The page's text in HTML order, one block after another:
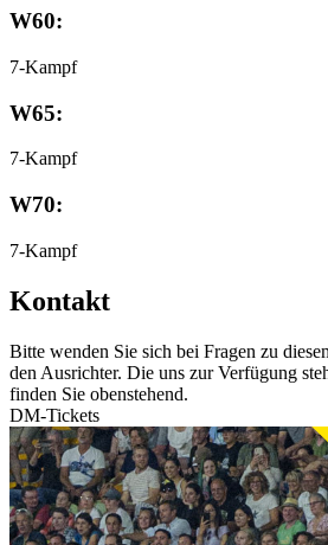
W60:
7-Kampf
W65:
7-Kampf
W70:
7-Kampf
Kontakt
Bitte wenden Sie sich bei Fragen zu
den Ausrichter. Die uns zur Verfügung
finden Sie obenstehend.
DM-Tickets